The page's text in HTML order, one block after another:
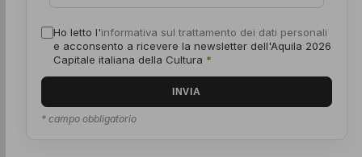
Ho letto l'informativa sul trattamento dei dati personali
e acconsento a ricevere la newsletter dell'Aquila 2026
Capitale italiana della Cultura *
* campo obbligatorio